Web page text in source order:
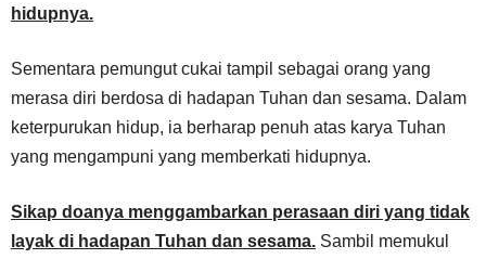
hidupnya.
Sementara pemungut cukai tampil sebagai orang yang
merasa diri berdosa di hadapan Tuhan dan sesama. Dalam
keterpurukan hidup, ia berharap penuh atas karya Tuhan
yang mengampuni yang memberkati hidupnya.
Sikap doanya menggambarkan perasaan diri yang tidak
layak di hadapan Tuhan dan sesama. Sambil memukul